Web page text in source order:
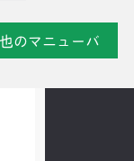
のマニューバ